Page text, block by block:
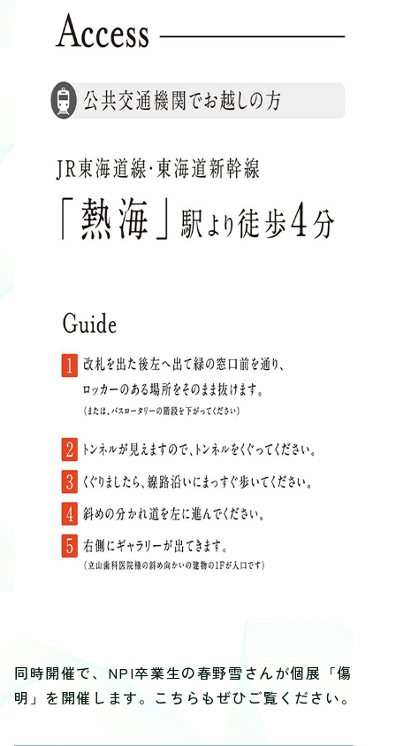
同時開催で、NPI卒業生の春野雪さんが個展「傷
明」を開催します。こちらもぜひご覧ください。